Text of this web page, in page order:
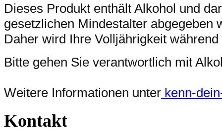
Dieses Produkt enthält Alkohol und
gesetzlichen Mindestalter abgegeben
Daher wird Ihre Volljährigkeit
Bitte gehen Sie verantwortlich mit
Weitere Informationen unter kenn-
Kontakt